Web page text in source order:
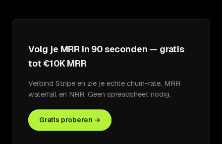
Volg je MRR in 90 seconden — gratis
tot €10K MRR
Verbind Stripe en zie je echte churn-rate, MRR
waterfall en NRR. Geen spreadsheet nodig.
Gratis proberen →